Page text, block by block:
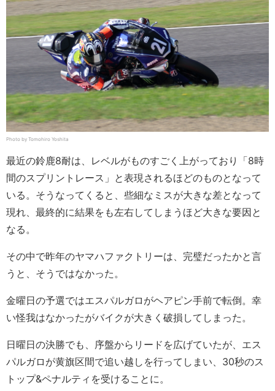
Photo by Tomohiro Yoshita
最近の鈴鹿8耐は、レベルがものすごく上がっており「8時
間のスプリントレース」と表現されるほどのものとなって
いる。そうなってくると、些細なミスが大きな差となって
現れ、最終的に結果をも左右してしまうほど大きな要因と
なる。
その中で昨年のヤマハファクトリーは、完璧だったかと言
うと、そうではなかった。
金曜日の予選ではエスパルガロがヘアピン手前で転倒。幸
い怪我はなかったがバイクが大きく破損してしまった。
日曜日の決勝でも、序盤からリードを広げていたが、エス
パルガロが黄旗区間で追い越しを行ってしまい、30秒のス
トップ&ペナルティを受けることに。